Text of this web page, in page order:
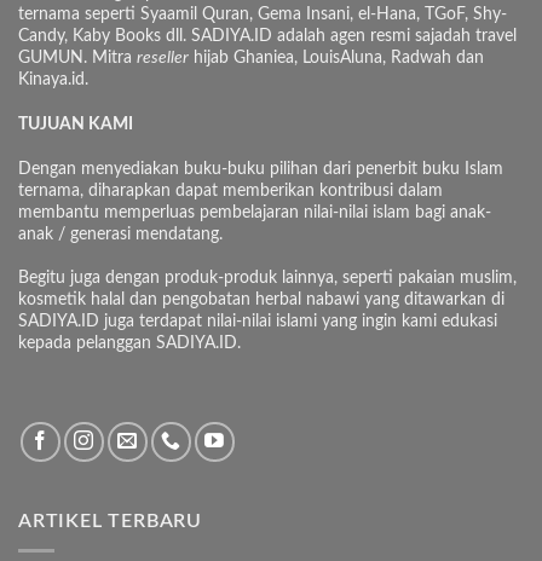
ternama seperti Syaamil Quran, Gema Insani, el-Hana, TGoF, Shy-
Candy, Kaby Books dll. SADIYA.ID adalah agen resmi sajadah travel
GUMUN. Mitra reseller hijab Ghaniea, LouisAluna, Radwah dan
Kinaya.id.
TUJUAN KAMI
Dengan menyediakan buku-buku pilihan dari penerbit buku Islam
ternama, diharapkan dapat memberikan kontribusi dalam
membantu memperluas pembelajaran nilai-nilai islam bagi anak-
anak / generasi mendatang.
Begitu juga dengan produk-produk lainnya, seperti pakaian muslim,
kosmetik halal dan pengobatan herbal nabawi yang ditawarkan di
SADIYA.ID juga terdapat nilai-nilai islami yang ingin kami edukasi
kepada pelanggan SADIYA.ID.
ARTIKEL TERBARU